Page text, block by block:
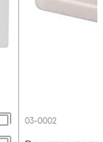
03-0002